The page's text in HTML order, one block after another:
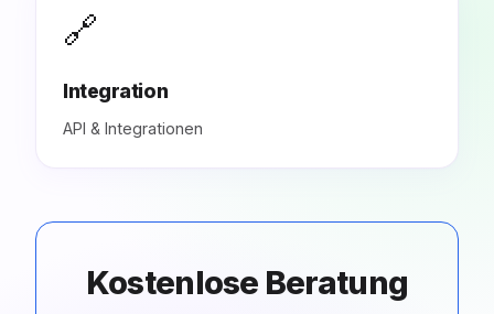
🔗
Integration
API & Integrationen
Kostenlose Beratung